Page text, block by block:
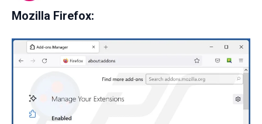
Mozilla Firefox: